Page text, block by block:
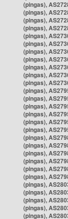
(pingas),
(pingas),
(pingas),
(pingas),
(pingas),
(pingas),
(pingas),
(pingas),
(pingas),
(pingas),
(pingas),
(pingas),
(pingas),
(pingas),
(pingas),
(pingas),
(pingas),
(pingas),
(pingas),
(pingas),
(pingas),
(pingas),
(pingas),
(pingas),
(pingas),
(pingas),
(pingas),
(pingas),